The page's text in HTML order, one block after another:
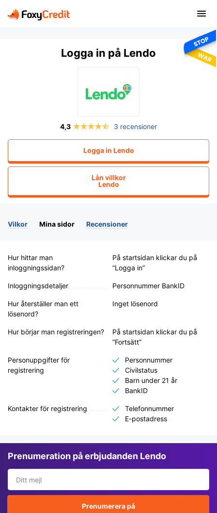
Logga in på Lendo
3 recensioner
Logga in Lendo
Lån villkor
Lendo
Vilkor Mina sidor Recensioner
Hur hittar man
inloggningssidan?
På startsidan klickar du på
”Logga in”
Inloggningsdetaljer Personnummer BankID
Hur återställer man ett
lösenord?
Inget lösenord
Hur börjar man registreringen?
På startsidan klickar du på
”Fortsätt”
Personuppgifter för
registrering
Personnummer
Civilstatus
Barn under 21 år
BankID
Kontakter för registrering
Telefonnummer
E-postadress
Prenumeration på erbjudanden Lendo
Prenumerera på